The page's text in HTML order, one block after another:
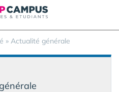
» Actualité générale